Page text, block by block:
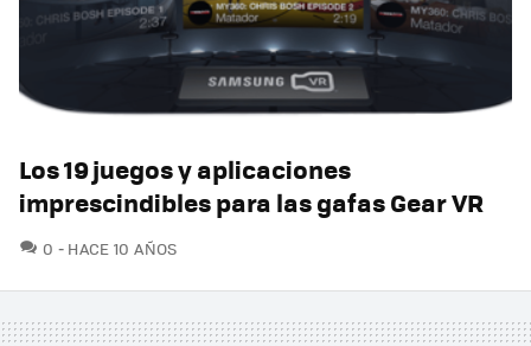
Los 19 juegos y aplicaciones
imprescindibles para las gafas Gear VR
0 COMENTARIOS
HACE 10 AÑOS